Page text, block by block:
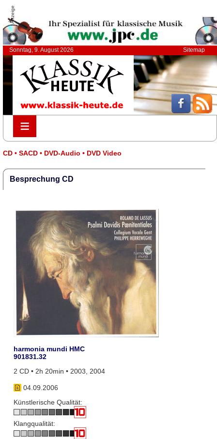
Anzeige
Sonntag, 9. August 2026 Sitemap
≡
≡
CD • SACD • DVD-Audio • DVD Video
Besprechung CD
harmonia mundi HMC
901831.32
2 CD • 2h 20min • 2003, 2004
04.09.2006
Künstlerische Qualität:
Klangqualität: